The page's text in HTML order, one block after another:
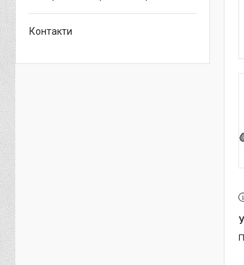
Контакти